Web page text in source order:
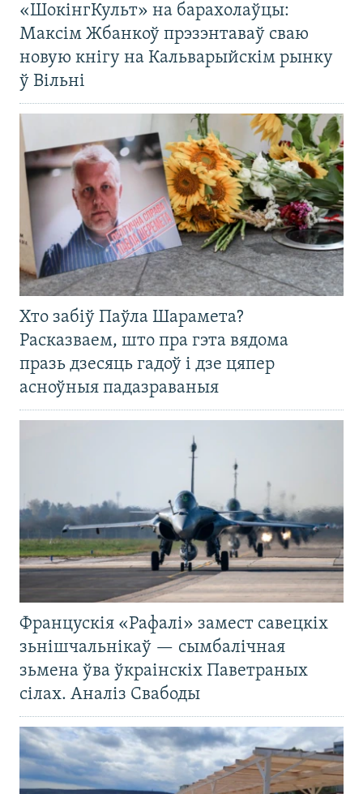
«ШокінгКульт» на барахолаўцы:
Максім Жбанкоў прэзэнтаваў сваю
новую кнігу на Кальварыйскім рынку
ў Вільні
Хто забіў Паўла Шарамета?
Расказваем, што пра гэта вядома
празь дзесяць гадоў і дзе цяпер
асноўныя падазраваныя
Францускія «Рафалі» замест савецкіх
зьнішчальнікаў — сымбалічная
зьмена ўва ўкраінскіх Паветраных
сілах. Аналіз Свабоды